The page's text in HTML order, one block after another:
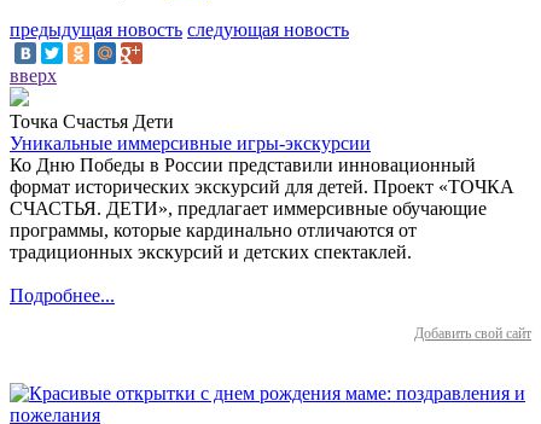
предыдущая новость следующая новость
вверх
Точка Счастья Дети
Уникальные иммерсивные игры-экскурсии
Ко Дню Победы в России представили инновационный
формат исторических экскурсий для детей. Проект «ТОЧКА
СЧАСТЬЯ. ДЕТИ», предлагает иммерсивные обучающие
программы, которые кардинально отличаются от
традиционных экскурсий и детских спектаклей.
Подробнее...
Добавить свой сайт